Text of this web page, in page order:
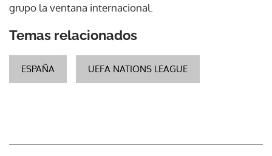
grupo la ventana internacional.
Temas relacionados
ESPAÑA UEFA NATIONS LEAGUE